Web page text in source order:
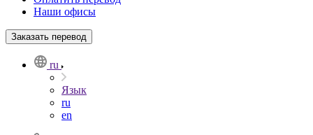
Наши офисы
Заказать перевод
ru
Язык
ru
en